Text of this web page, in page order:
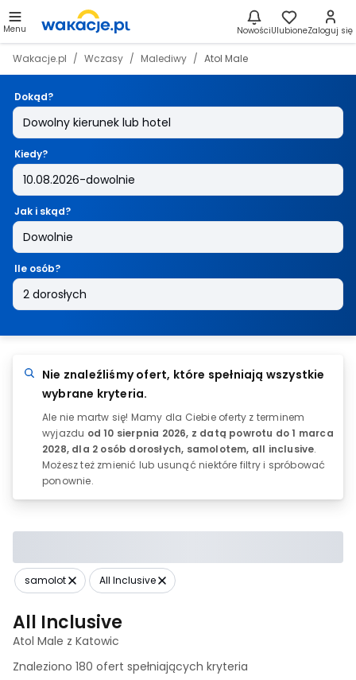
Menu NowościUlubioneZaloguj się
Wakacje.pl Wczasy Malediwy Atol Male
Dokąd?
Kiedy?
Jak i skąd?
Ile osób?
All Inclusive
Atol Male z Katowic
Nie znaleźliśmy ofert, które spełniają wszystkie
wybrane kryteria.
Ale nie martw się! Mamy dla Ciebie oferty z terminem
wyjazdu od 10 sierpnia 2026, z datą powrotu do1 marca
2028, dla 2 osób dorosłych, samolotem, all inclusive.
Możesz też zmienić lub usunąć niektóre filtry i spróbować
ponownie.
samolot All Inclusive
Znaleziono 180 ofert spełniających kryteria